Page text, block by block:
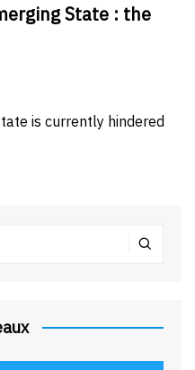
State : the
is currently hindered